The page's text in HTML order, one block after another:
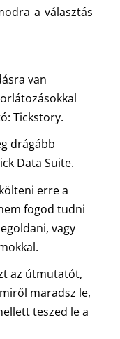
a választás
van
Tickstory.
drágább
Data Suite.
erre a
fogod tudni
vagy
az útmutatót,
maradsz le,
teszed le a